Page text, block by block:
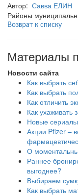
Автор: Савва ЕЛИН
Районы
Возврат к списку
Материалы
Новости сайта
Как выбрать
Как выбрать
Как отличить
Как ухаживать
Новые
Акции Pfizer –
О
Раннее
выгоднее?
Выбираем
Как выбрать